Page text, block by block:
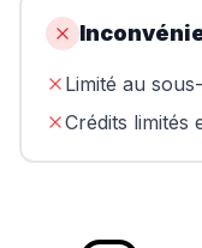
Limité au
Crédits limités